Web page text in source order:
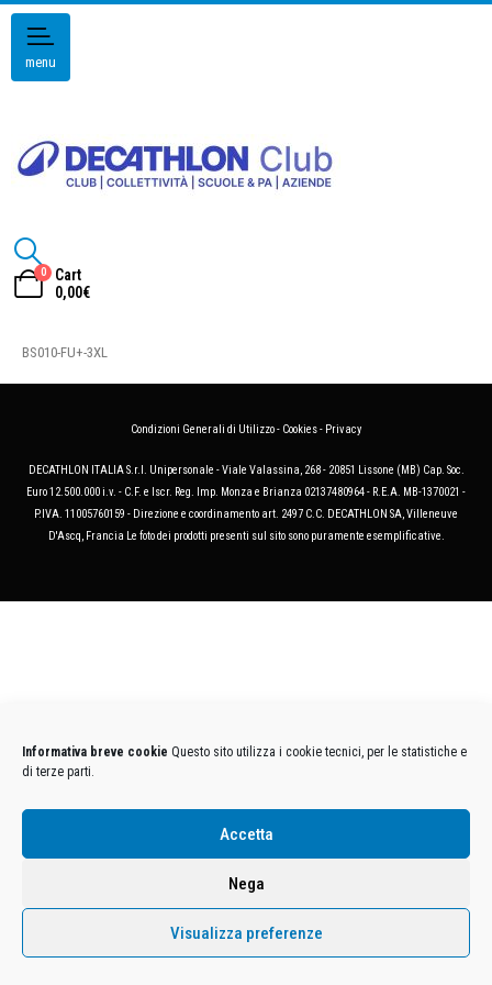
Informativa breve cookie Questo sito utilizza i cookie tecnici, per le statistiche e
di terze parti.
Accetta
Nega
Visualizza preferenze
menu
0
Cart
0,00€
BS010-FU+-3XL
Condizioni Generali di Utilizzo- Cookies- Privacy
DECATHLON ITALIA S.r.l. Unipersonale - Viale Valassina, 268 - 20851 Lissone (MB) Cap. Soc.
Euro 12.500.000 i.v. - C.F. e Iscr. Reg. Imp. Monza e Brianza 02137480964 - R.E.A. MB-1370021 -
P.IVA. 11005760159 - Direzione e coordinamento art. 2497 C.C. DECATHLON SA, Villeneuve
D'Ascq, Francia Le foto dei prodotti presenti sul sito sono puramente esemplificative.